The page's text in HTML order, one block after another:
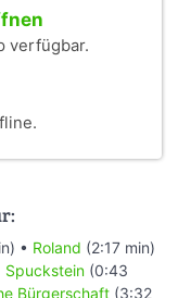
verfügbar.
• Roland (2:17 min)
Spuckstein (0:43
Bürgerschaft (3:32